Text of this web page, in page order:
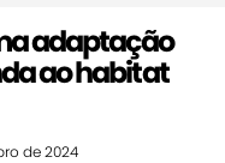
adaptação
ao habitat
de 2024